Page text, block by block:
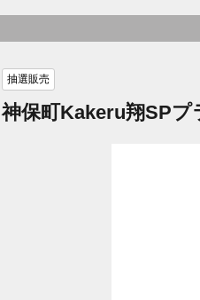
抽選販売
神保町Kakeru翔SPプ